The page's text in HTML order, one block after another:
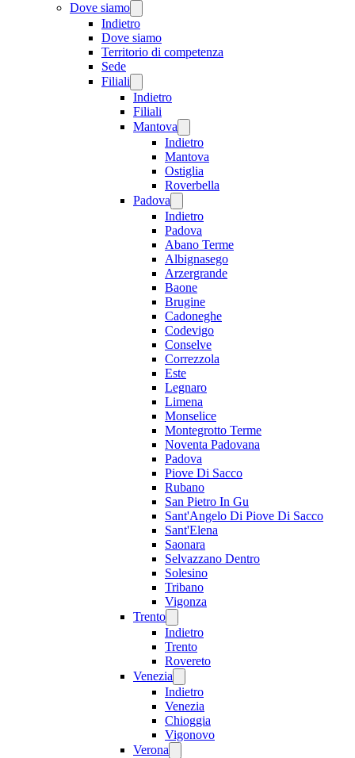
Dove siamo
Indietro
Dove siamo
Territorio di competenza
Sede
Filiali
Indietro
Filiali
Mantova
Indietro
Mantova
Ostiglia
Roverbella
Padova
Indietro
Padova
Abano Terme
Albignasego
Arzergrande
Baone
Brugine
Cadoneghe
Codevigo
Conselve
Correzzola
Este
Legnaro
Limena
Monselice
Montegrotto Terme
Noventa Padovana
Padova
Piove Di Sacco
Rubano
San Pietro In Gu
Sant'Angelo Di Piove Di Sacco
Sant'Elena
Saonara
Selvazzano Dentro
Solesino
Tribano
Vigonza
Trento
Indietro
Trento
Rovereto
Venezia
Indietro
Venezia
Chioggia
Vigonovo
Verona